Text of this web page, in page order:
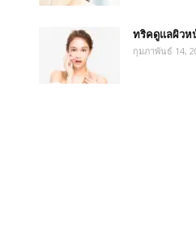
ทริคดูแลผิวห
กุมภาพันธ์ 14,